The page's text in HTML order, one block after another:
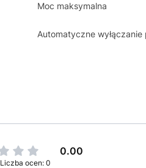
Moc maksymalna
Automatyczne wyłączanie
0.00
Liczba ocen: 0